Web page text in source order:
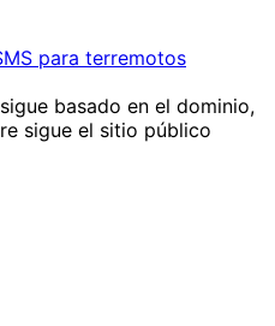
para terremotos
basado en el dominio,
sigue el sitio público